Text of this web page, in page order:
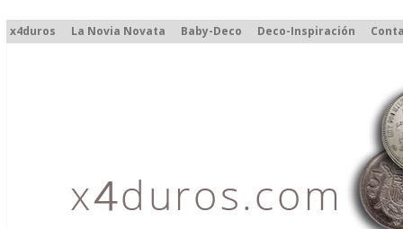
x4duros La Novia Novata Baby-Deco Deco-Inspiración